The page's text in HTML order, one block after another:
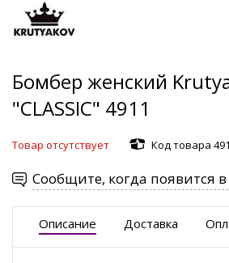
Бомбер женский
"CLASSIC" 4911
Товар отсутствует Код товара
Сообщите, когда появится
Описание Доставка